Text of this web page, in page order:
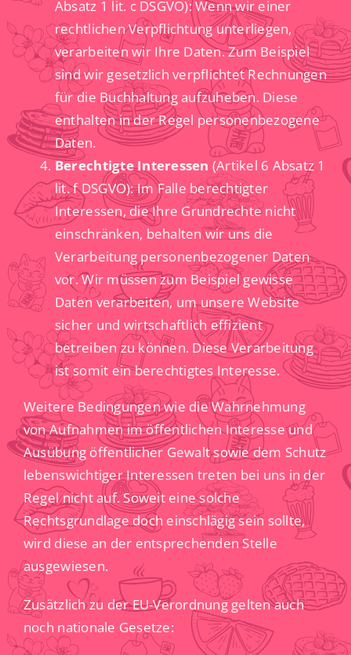
Absatz 1 lit. c DSGVO): Wenn wir einer
rechtlichen Verpflichtung unterliegen,
verarbeiten wir Ihre Daten. Zum Beispiel
sind wir gesetzlich verpflichtet Rechnungen
für die Buchhaltung aufzuheben. Diese
enthalten in der Regel personenbezogene
Daten.
Berechtigte Interessen (Artikel 6 Absatz 1
lit. f DSGVO): Im Falle berechtigter
Interessen, die Ihre Grundrechte nicht
einschränken, behalten wir uns die
Verarbeitung personenbezogener Daten
vor. Wir müssen zum Beispiel gewisse
Daten verarbeiten, um unsere Website
sicher und wirtschaftlich effizient
betreiben zu können. Diese Verarbeitung
ist somit ein berechtigtes Interesse.
Weitere Bedingungen wie die Wahrnehmung
von Aufnahmen im öffentlichen Interesse und
Ausübung öffentlicher Gewalt sowie dem Schutz
lebenswichtiger Interessen treten bei uns in der
Regel nicht auf. Soweit eine solche
Rechtsgrundlage doch einschlägig sein sollte,
wird diese an der entsprechenden Stelle
ausgewiesen.
Zusätzlich zu der EU-Verordnung gelten auch
noch nationale Gesetze: